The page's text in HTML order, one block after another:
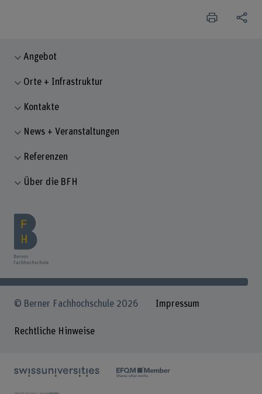
Angebot
Orte + Infrastruktur
Kontakte
News + Veranstaltungen
Referenzen
Über die BFH
© Berner Fachhochschule 2026 Impressum
Rechtliche Hinweise